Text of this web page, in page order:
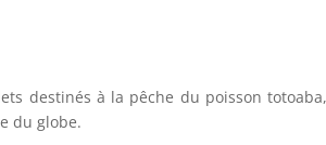
destinés à la pêche du poisson
du globe.